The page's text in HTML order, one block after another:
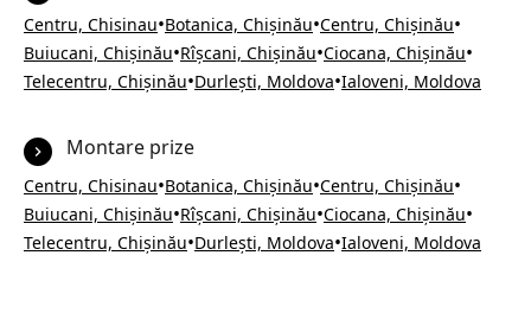
Centru, Chisinau•Botanica, Chișinău•Centru, Chișinău•
Buiucani, Chișinău•Rîșcani, Chișinău•Ciocana, Chișinău•
Telecentru, Chișinău•Durlești, Moldova•Ialoveni, Moldova
Montare prize
Centru, Chisinau•Botanica, Chișinău•Centru, Chișinău•
Buiucani, Chișinău•Rîșcani, Chișinău•Ciocana, Chișinău•
Telecentru, Chișinău•Durlești, Moldova•Ialoveni, Moldova